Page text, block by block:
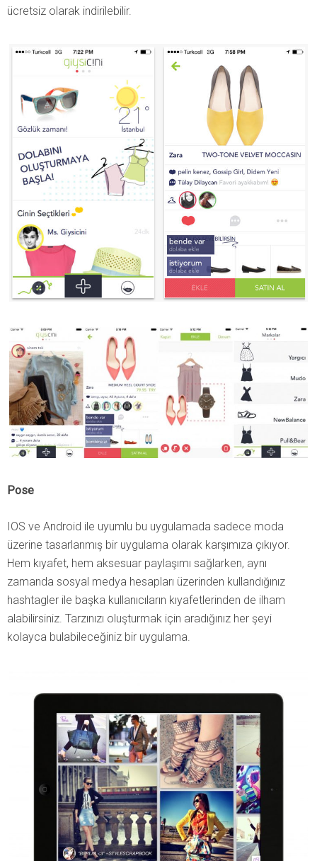
ücretsiz olarak indirilebilir.
Pose
IOS ve Android ile uyumlu bu uygulamada sadece moda
üzerine tasarlanmış bir uygulama olarak karşımıza çıkıyor.
Hem kıyafet, hem aksesuar paylaşımı sağlarken, aynı
zamanda sosyal medya hesapları üzerinden kullandığınız
hashtagler ile başka kullanıcıların kıyafetlerinden de ilham
alabilirsiniz. Tarzınızı oluşturmak için aradığınız her şeyi
kolayca bulabileceğiniz bir uygulama.